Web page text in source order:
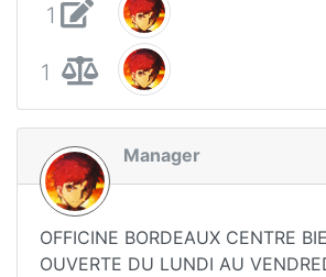
1
1
Manager
OFFICINE BORDEAUX CENTRE
OUVERTE DU LUNDI AU